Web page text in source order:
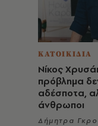
ΚΑΤΟΙΚΙΔΙΑ
Νίκος
πρόβλημα
αδέσποτα,
άνθρωποι
Δήμητρα